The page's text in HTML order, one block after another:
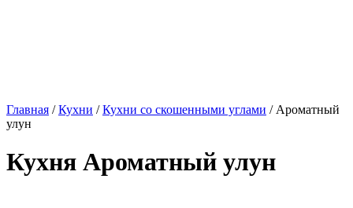
Главная /Кухни /Кухни со скошенными углами / Ароматный
улун
Кухня Ароматный улун